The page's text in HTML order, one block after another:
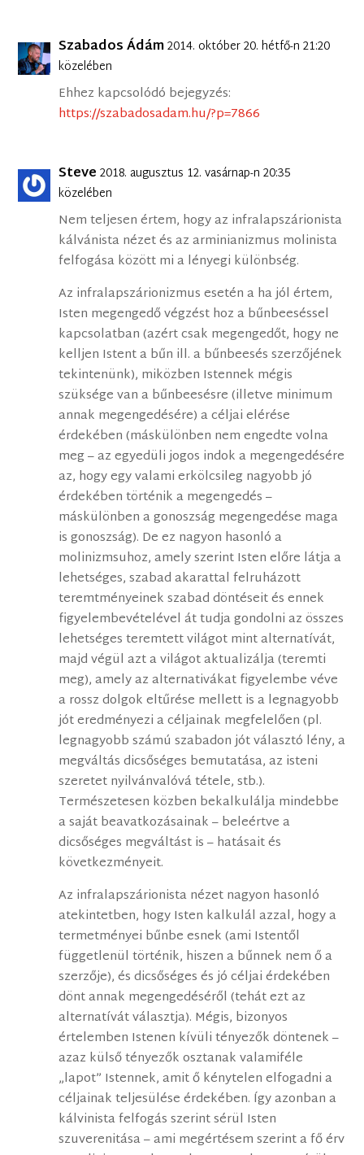
Szabados Ádám2014. október 20. hétfő-n 21:20
közelében
Ehhez kapcsolódó bejegyzés:
https://szabadosadam.hu/?p=7866
Steve 2018. augusztus 12. vasárnap-n 20:35
közelében
Nem teljesen értem, hogy az infralapszárionista
kálvánista nézet és az arminianizmus molinista
felfogása között mi a lényegi különbség.
Az infralapszárionizmus esetén a ha jól értem,
Isten megengedő végzést hoz a bűnbeeséssel
kapcsolatban (azért csak megengedőt, hogy ne
kelljen Istent a bűn ill. a bűnbeesés szerzőjének
tekintenünk), miközben Istennek mégis
szüksége van a bűnbeesésre (illetve minimum
annak megengedésére) a céljai elérése
érdekében (máskülönben nem engedte volna
meg – az egyedüli jogos indok a megengedésére
az, hogy egy valami erkölcsileg nagyobb jó
érdekében történik a megengedés –
máskülönben a gonoszság megengedése maga
is gonoszság). De ez nagyon hasonló a
molinizmsuhoz, amely szerint Isten előre látja a
lehetséges, szabad akarattal felruházott
teremtményeinek szabad döntéseit és ennek
figyelembevételével át tudja gondolni az összes
lehetséges teremtett világot mint alternatívát,
majd végül azt a világot aktualizálja (teremti
meg), amely az alternativákat figyelembe véve
a rossz dolgok eltűrése mellett is a legnagyobb
jót eredményezi a céljainak megfelelően (pl.
legnagyobb számú szabadon jót választó lény, a
megváltás dicsőséges bemutatása, az isteni
szeretet nyilvánvalóvá tétele, stb.).
Természetesen közben bekalkulálja mindebbe
a saját beavatkozásainak – beleértve a
dicsőséges megváltást is – hatásait és
következményeit.
Az infralapszárionista nézet nagyon hasonló
atekintetben, hogy Isten kalkulál azzal, hogy a
termetményei bűnbe esnek (ami Istentől
függetlenül történik, hiszen a bűnnek nem ő a
szerzője), és dicsőséges és jó céljai érdekében
dönt annak megengedéséről (tehát ezt az
alternatívát választja). Mégis, bizonyos
értelemben Istenen kívüli tényezők döntenek –
azaz külső tényezők osztanak valamiféle
„lapot” Istennek, amit ő kénytelen elfogadni a
céljainak teljesülése érdekében. Így azonban a
kálvinista felfogás szerint sérül Isten
szuverenitása – ami megértésem szerint a fő érv